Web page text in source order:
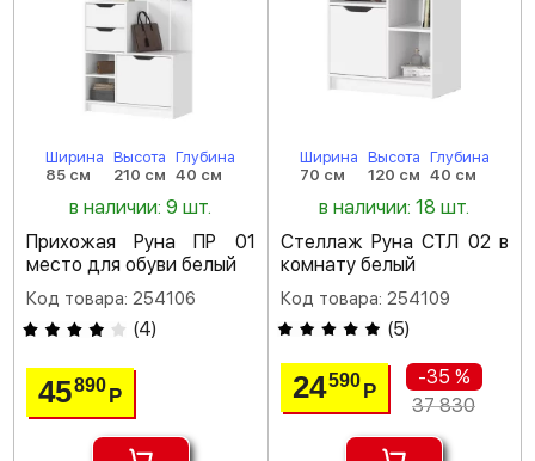
Ширина
85 см
Высота
210 см
Глубина
40 см
в наличии: 9 шт.
Прихожая Руна ПР 01
место для обуви белый
Код товара: 254106
(4)
45890 Р
Ширина
70 см
Высота
120 см
Глубина
40 см
в наличии: 18 шт.
Стеллаж Руна СТЛ 02 в
комнату белый
Код товара: 254109
(5)
24590 Р
-35 %
37 830